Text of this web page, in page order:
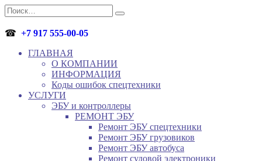
Перейти
к
содержанию
Search
for:
☎ +7 917 555-00-05
ГЛАВНАЯ
О КОМПАНИИ
ИНФОРМАЦИЯ
Коды ошибок спецтехники
УСЛУГИ
ЭБУ и контроллеры
РЕМОНТ ЭБУ
Ремонт ЭБУ спецтехники
Ремонт ЭБУ грузовиков
Ремонт ЭБУ автобуса
Ремонт судовой электроники